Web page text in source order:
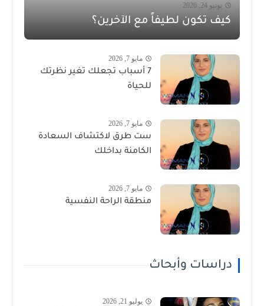
يونيو 24, 2026
كيف تكون لطيفاً مع الآخرين؟
مايو 7, 2026
7 أسباب تجعلك تغير نظرتك
للحياة
مايو 7, 2026
ست طرق لاكتشاف السعادة
الكامنة بداخلك
مايو 7, 2026
منطقة الراحة النفسية
دراسات وأبحاث
يوليو 21, 2026